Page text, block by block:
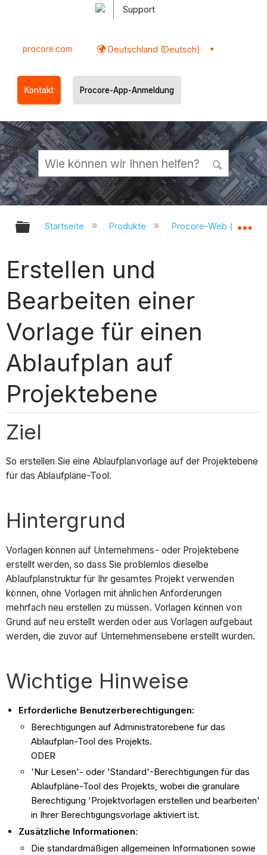
Support
procore.com Deutschland (Deutsch)
Kontakt Procore-App-Anmeldung
Globale Hierarchie auf- und
Startseite Produkte Procore-Web
Erstellen und
Bearbeiten einer
Vorlage für einen
Ablaufplan auf
Projektebene
Ziel
So erstellen Sie eine Ablaufplanvorlage auf der Projektebene
für das Ablaufpläne-Tool.
Hintergrund
Vorlagen können auf Unternehmens- oder Projektebene
erstellt werden, so dass Sie problemlos dieselbe
Ablaufplanstruktur für Ihr gesamtes Projekt verwenden
können, ohne Vorlagen mit ähnlichen Anforderungen
mehrfach neu erstellen zu müssen. Vorlagen können von
Grund auf neu erstellt werden oder aus Vorlagen aufgebaut
werden, die zuvor auf Unternehmensebene erstellt wurden.
Wichtige Hinweise
Erforderliche Benutzerberechtigungen:
Berechtigungen auf Administratorebene für das
Ablaufplan-Tool des Projekts.
ODER
'Nur Lesen'- oder 'Standard'-Berechtigungen für das
Ablaufpläne-Tool des Projekts, wobei die granulare
Berechtigung 'Projektvorlagen erstellen und bearbeiten'
in Ihrer Berechtigungsvorlage aktiviert ist.
Zusätzliche Informationen:
Die standardmäßigen allgemeinen Informationen sowie